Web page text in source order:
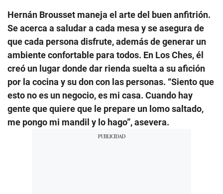
Hernán Brousset maneja el arte del buen anfitrión.
Se acerca a saludar a cada mesa y se asegura de
que cada persona disfrute, además de generar un
ambiente confortable para todos. En Los Ches, él
creó un lugar donde dar rienda suelta a su afición
por la cocina y su don con las personas. “Siento que
esto no es un negocio, es mi casa. Cuando hay
gente que quiere que le prepare un lomo saltado,
me pongo mi mandil y lo hago”, asevera.